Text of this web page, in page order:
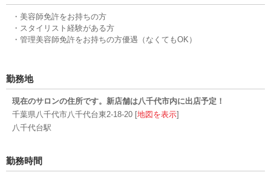
・美容師免許をお持ちの方
・スタイリスト経験がある方
・管理美容師免許をお持ちの方優遇（なくてもOK）
勤務地
現在のサロンの住所です。新店舗は八千代市内に出店予定！
千葉県八千代市八千代台東2-18-20 [地図を表示]
八千代台駅
勤務時間